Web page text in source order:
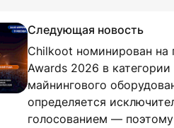
Следующая новость
Chilkoot номинирован
Awards 2026 в
майнингового
определяется
голосованием —